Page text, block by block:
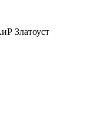
Златоуст